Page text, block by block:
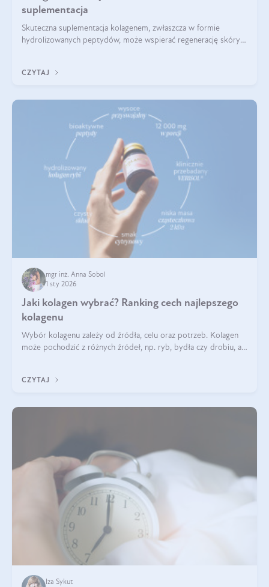
suplementacja
Skuteczna suplementacja kolagenem, zwłaszcza w formie
hydrolizowanych peptydów, może wspierać regenerację skóry i
CZYTAJ
mgr inż. Anna Sobol
1 sty 2026
Jaki kolagen wybrać? Ranking cech najlepszego
kolagenu
Wybór kolagenu zależy od źródła, celu oraz potrzeb. Kolagen
może pochodzić z różnych źródeł, np. ryb, bydła czy drobiu, a
bydlęcy.
CZYTAJ
Iza Sykut